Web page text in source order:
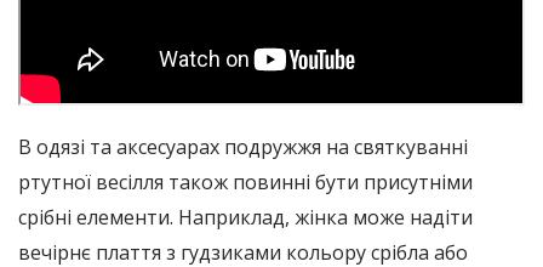
В одязі та аксесуарах подружжя на святкуванні
ртутної весілля також повинні бути присутніми
срібні елементи. Наприклад, жінка може надіти
вечірнє плаття з гудзиками кольору срібла або